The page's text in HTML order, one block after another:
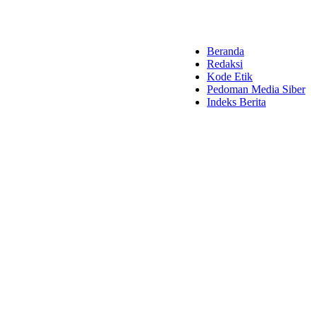
Beranda
Redaksi
Kode Etik
Pedoman Media Siber
Indeks Berita